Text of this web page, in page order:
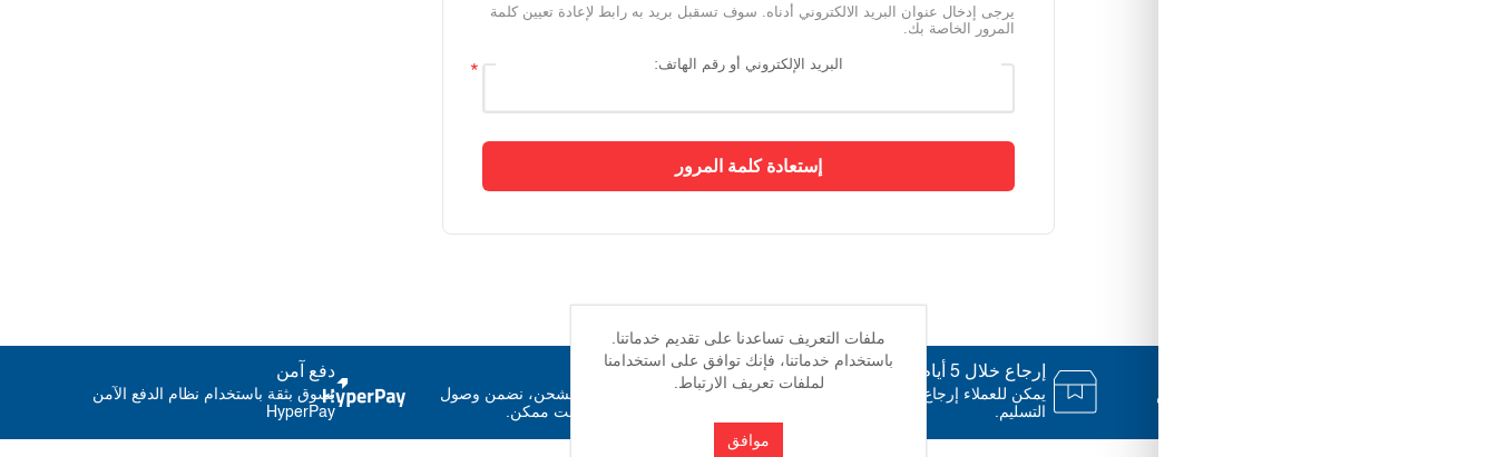
يرجى إدخال عنوان البريد الالكتروني أدناه. سوف تسقبل بريد به رابط لإعادة تعيين كلمة
المرور الخاصة بك.
البريد الإلكتروني أو رقم الهاتف: *
إستعادة كلمة المرور
فريقنا متاح للإجابة على أسئلتك وتقديم
إرجاع خلال 5 أيام
التسليم.
شحن سريع
مع أفضل مزودي الشحن، نضمن وصول
طلبك في أسرع وقت ممكن.
دفع آمن
تسوق بثقة باستخدام نظام الدفع الآمن
HyperPay
ملفات التعريف تساعدنا على تقديم خدماتنا.
باستخدام خدماتنا، فإنك توافق على استخدامنا
لملفات تعريف الارتباط.
موافق